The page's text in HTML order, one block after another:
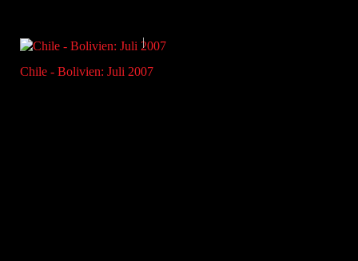
Chile - Bolivien: Juli 2007